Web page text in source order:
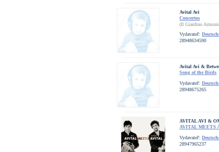
Avital Avi
Concertos
(Il Giardino
Vydavateľ:
28948634590
Avital Avi &
Song of the Birds
Vydavateľ:
28948675265
AVITAL AVI &
AVITAL MEETS
Vydavateľ:
28947965237